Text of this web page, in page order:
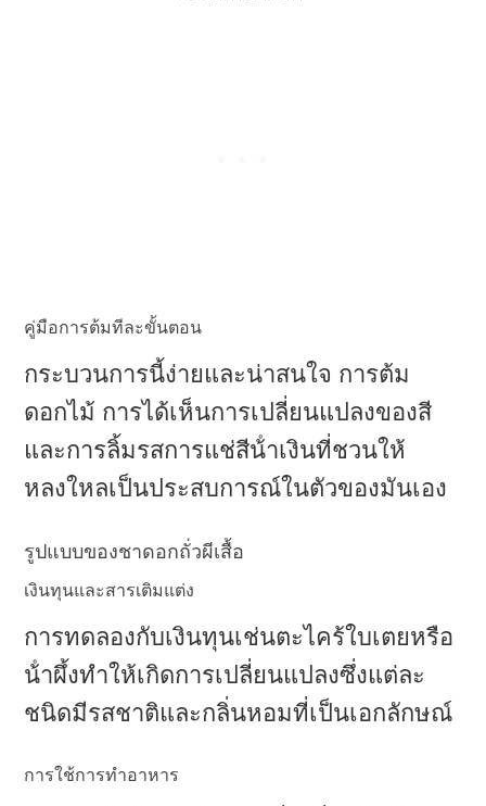
คู่มือการต้มทีละขั้นตอน
กระบวนการนี้ง่ายและน่าสนใจ การต้ม
ดอกไม้ การได้เห็นการเปลี่ยนแปลงของสี
และการลิ้มรสการแช่สีน้ําเงินที่ชวนให้
หลงใหลเป็นประสบการณ์ในตัวของมันเอง
รูปแบบของชาดอกถั่วผีเสื้อ
เงินทุนและสารเติมแต่ง
การทดลองกับเงินทุนเช่นตะไคร้ใบเตยหรือ
น้ําผึ้งทําให้เกิดการเปลี่ยนแปลงซึ่งแต่ละ
ชนิดมีรสชาติและกลิ่นหอมที่เป็นเอกลักษณ์
การใช้การทําอาหาร